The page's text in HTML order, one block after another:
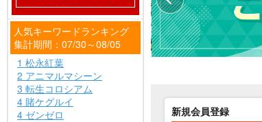
人気キーワードランキング
集計期間：07/30～08/05
1 松永紅葉
2 アニマルマシーン
3 転生コロシアム
4 賭ケグルイ
4 ゼンゼロ
新規会員登録